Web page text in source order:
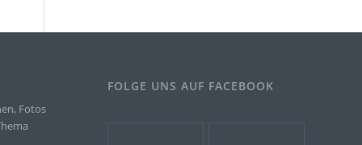
Fotos
FOLGE UNS AUF FACEBOOK